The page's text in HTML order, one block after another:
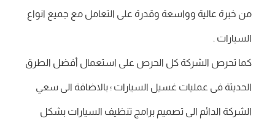
من خبرة عالية وواسعة وقدرة على التعامل مع جميع انواع
السيارات .
كما تحرص الشركة كل الحرص على استعمال أفضل الطرق
الحديثة فى عمليات غسيل السيارات ؛ بالاضافة الى سعي
الشركة الدائم الى تصميم برامج تنظيف السيارات بشكل